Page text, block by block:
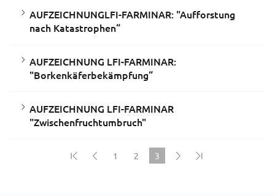
AUFZEICHNUNGLFI-FARMINAR: "Aufforstung
nach Katastrophen“
AUFZEICHNUNG LFI-FARMINAR:
"Borkenkäferbekämpfung“
AUFZEICHNUNG LFI-FARMINAR
"Zwischenfruchtumbruch"
1 2
3